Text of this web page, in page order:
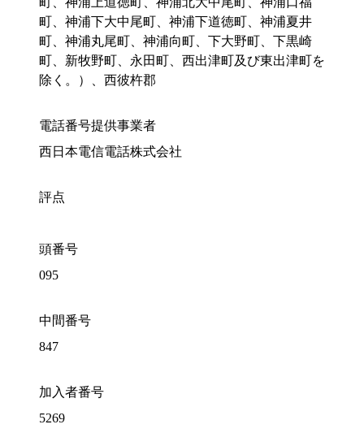
町、神浦下大中尾町、神浦下道徳町、神浦夏井
町、神浦丸尾町、神浦向町、下大野町、下黒崎
町、新牧野町、永田町、西出津町及び東出津町を
除く。）、西彼杵郡
電話番号提供事業者
西日本電信電話株式会社
評点
頭番号
095
中間番号
847
加入者番号
5269